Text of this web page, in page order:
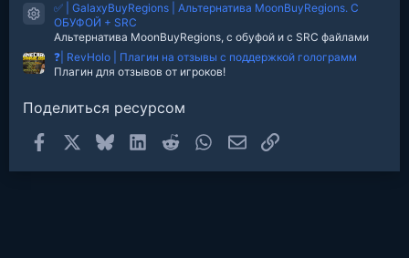
Иконка ресурса
✅ | GalaxyBuyRegions | Альтернатива MoonBuyRegions. С
ОБУФОЙ + SRC
Альтернатива MoonBuyRegions, с обуфой и c SRC файлами
❓| RevHolo | Плагин на отзывы с поддержкой голограмм
Плагин для отзывов от игроков!
Поделиться ресурсом
Facebook Bluesky LinkedInReddit WhatsAppЭлектронная почта
Ссылка